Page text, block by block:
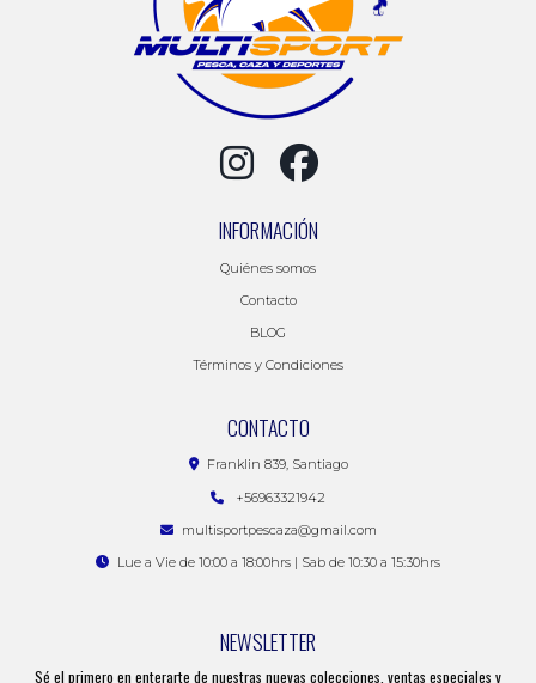
INFORMACIÓN
Quiénes somos
Contacto
BLOG
Términos y Condiciones
CONTACTO
Franklin 839, Santiago
+56963321942
multisportpescaza@gmail.com
Lue a Vie de 10:00 a 18:00hrs | Sab de 10:30 a 15:30hrs
NEWSLETTER
Sé el primero en enterarte de nuestras nuevas colecciones, ventas especiales y